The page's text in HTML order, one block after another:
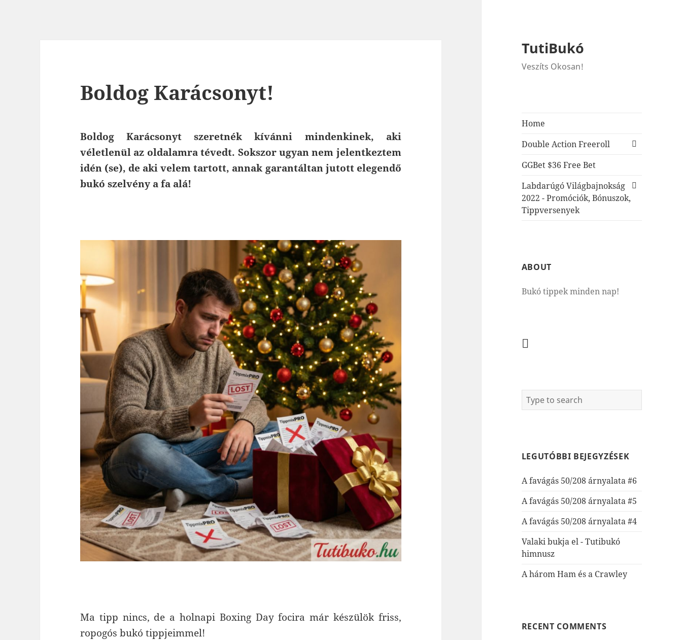
TutiBukó
Veszíts Okosan!
Home
Double Action Freeroll
expand
GGBet $36 Free Bet
Labdarúgó Világbajnokság
2022 - Promóciók, Bónuszok,
Tippversenyek
expand
child
menu
ABOUT
Bukó tippek minden nap!
Facebook
LEGUTÓBBI BEJEGYZÉSEK
A favágás 50/208 árnyalata #6
A favágás 50/208 árnyalata #5
A favágás 50/208 árnyalata #4
Valaki bukja el - Tutibukó
himnusz
A három Ham és a Crawley
RECENT COMMENTS
Boldog Karácsonyt!
Boldog Karácsonyt szeretnék kívánni mindenkinek, aki
véletlenül az oldalamra tévedt. Sokszor ugyan nem jelentkeztem
idén (se), de aki velem tartott, annak garantáltan jutott elegendő
bukó szelvény a fa alá!
Ma tipp nincs, de a holnapi Boxing Day focira már készülök friss,
ropogós bukó tippjeimmel!